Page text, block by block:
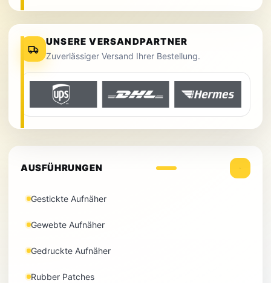
UNSERE VERSANDPARTNER
Zuverlässiger Versand Ihrer Bestellung.
AUSFÜHRUNGEN
Gestickte Aufnäher
Gewebte Aufnäher
Gedruckte Aufnäher
Rubber Patches